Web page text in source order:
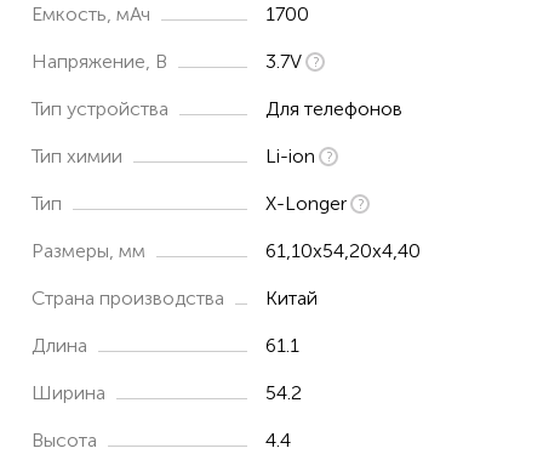
S36h
SO-04D
ST26a
Xperia E1 dual D2104
Xperia E1 TV dual D2114
Емкость, мАч 1700
Напряжение, В 3.7V
Тип устройства Для телефонов
Тип химии Li-ion
Тип X-Longer
Размеры, мм 61,10x54,20x4,40
Страна производства Китай
Длина 61.1
Ширина 54.2
Высота 4.4